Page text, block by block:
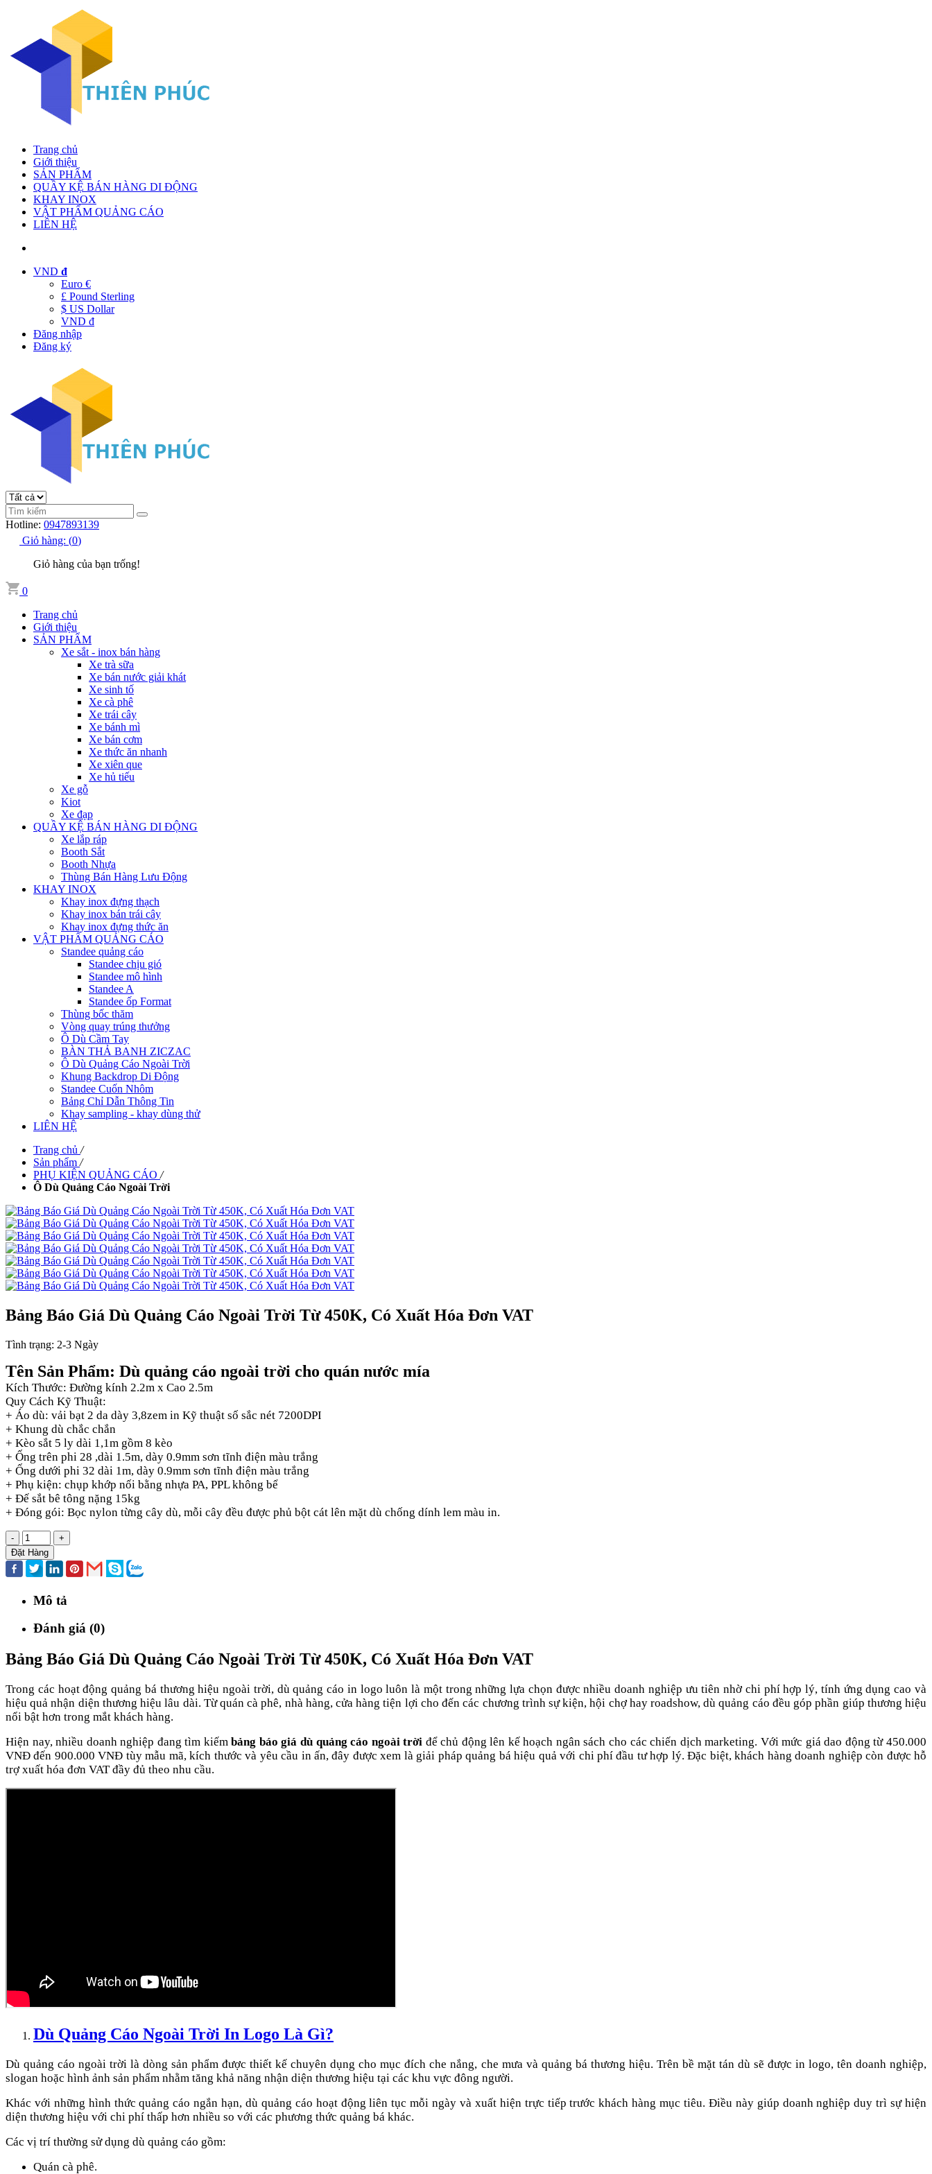
Trang chủ
Giới thiệu
SẢN PHẨM
QUẦY KỆ BÁN HÀNG DI ĐỘNG
KHAY INOX
VẬT PHẨM QUẢNG CÁO
LIÊN HỆ
VND đ
Euro €
£ Pound Sterling
$ US Dollar
VND đ
Đăng nhập
Đăng ký
Hotline: 0947893139
Giỏ hàng: (0)
Giỏ hàng của bạn trống!
0
Trang chủ
Giới thiệu
SẢN PHẨM
Xe sắt - inox bán hàng
Xe trà sữa
Xe bán nước giải khát
Xe sinh tố
Xe cà phê
Xe trái cây
Xe bánh mì
Xe bán cơm
Xe thức ăn nhanh
Xe xiên que
Xe hủ tiếu
Xe gỗ
Kiot
Xe đạp
QUẦY KỆ BÁN HÀNG DI ĐỘNG
Xe lắp ráp
Booth Sắt
Booth Nhựa
Thùng Bán Hàng Lưu Động
KHAY INOX
Khay inox đựng thạch
Khay inox bán trái cây
Khay inox đựng thức ăn
VẬT PHẨM QUẢNG CÁO
Standee quảng cáo
Standee chịu gió
Standee mô hình
Standee A
Standee ốp Format
Thùng bốc thăm
Vòng quay trúng thưởng
Ô Dù Cầm Tay
BÀN THẢ BANH ZICZAC
Ô Dù Quảng Cáo Ngoài Trời
Khung Backdrop Di Động
Standee Cuốn Nhôm
Bảng Chỉ Dẫn Thông Tin
Khay sampling - khay dùng thử
LIÊN HỆ
Trang chủ /
Sản phẩm /
PHỤ KIỆN QUẢNG CÁO /
Ô Dù Quảng Cáo Ngoài Trời
Bảng Báo Giá Dù Quảng Cáo Ngoài Trời Từ 450K, Có Xuất Hóa Đơn VAT
Tình trạng: 2-3 Ngày
Tên Sản Phẩm: Dù quảng cáo ngoài trời cho quán nước mía
Kích Thước: Đường kính 2.2m x Cao 2.5m
Quy Cách Kỹ Thuật:
+ Áo dù: vải bạt 2 da dày 3,8zem in Kỹ thuật số sắc nét 7200DPI
+ Khung dù chắc chắn
+ Kèo sắt 5 ly dài 1,1m gồm 8 kèo
+ Ống trên phi 28 ,dài 1.5m, dày 0.9mm sơn tĩnh điện màu trắng
+ Ống dưới phi 32 dài 1m, dày 0.9mm sơn tĩnh điện màu trắng
+ Phụ kiện: chụp khớp nối bằng nhựa PA, PPL không bể
+ Đế sắt bê tông nặng 15kg
+ Đóng gói: Bọc nylon từng cây dù, mỗi cây đều được phủ bột cát lên mặt dù chống dính lem màu in.
-
+
Đặt Hàng
Mô tả
Đánh giá (0)
Bảng Báo Giá Dù Quảng Cáo Ngoài Trời Từ 450K, Có Xuất Hóa Đơn VAT
Trong các hoạt động quảng bá thương hiệu ngoài trời, dù quảng cáo in logo luôn là một trong những lựa chọn được nhiều doanh nghiệp ưu tiên nhờ chi phí hợp lý, tính ứng dụng cao và
hiệu quả nhận diện thương hiệu lâu dài. Từ quán cà phê, nhà hàng, cửa hàng tiện lợi cho đến các chương trình sự kiện, hội chợ hay roadshow, dù quảng cáo đều góp phần giúp thương hiệu
nổi bật hơn trong mắt khách hàng.
Hiện nay, nhiều doanh nghiệp đang tìm kiếmbảng báo giá dù quảng cáo ngoài trời để chủ động lên kế hoạch ngân sách cho các chiến dịch marketing. Với mức giá dao động từ 450.000
VNĐ đến 900.000 VNĐ tùy mẫu mã, kích thước và yêu cầu in ấn, đây được xem là giải pháp quảng bá hiệu quả với chi phí đầu tư hợp lý. Đặc biệt, khách hàng doanh nghiệp còn được hỗ
trợ xuất hóa đơn VAT đầy đủ theo nhu cầu.
Dù Quảng Cáo Ngoài Trời In Logo Là Gì?
Dù quảng cáo ngoài trời là dòng sản phẩm được thiết kế chuyên dụng cho mục đích che nắng, che mưa và quảng bá thương hiệu. Trên bề mặt tán dù sẽ được in logo, tên doanh nghiệp,
slogan hoặc hình ảnh sản phẩm nhằm tăng khả năng nhận diện thương hiệu tại các khu vực đông người.
Khác với những hình thức quảng cáo ngắn hạn, dù quảng cáo hoạt động liên tục mỗi ngày và xuất hiện trực tiếp trước khách hàng mục tiêu. Điều này giúp doanh nghiệp duy trì sự hiện
diện thương hiệu với chi phí thấp hơn nhiều so với các phương thức quảng bá khác.
Các vị trí thường sử dụng dù quảng cáo gồm:
Quán cà phê.